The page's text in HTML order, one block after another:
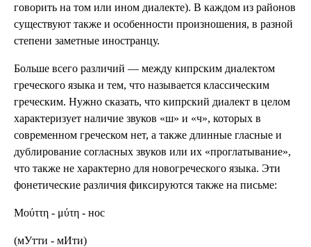
говорить на том или ином диалекте). В каждом из районов
существуют также и особенности произношения, в разной
степени заметные иностранцу.
Больше всего различий — между кипрским диалектом
греческого языка и тем, что называется классическим
греческим. Нужно сказать, что кипрский диалект в целом
характеризует наличие звуков «ш» и «ч», которых в
современном греческом нет, а также длинные гласные и
дублирование согласных звуков или их «проглатывание»,
что также не характерно для новогреческого языка. Эти
фонетические различия фиксируются также на письме:
Μούττη - μύτη - нос
(мУтти - мИти)